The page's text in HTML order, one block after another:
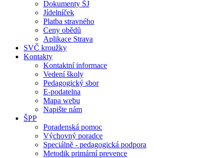
Dokumenty ŠJ
Jídelníček
Platba stravného
Ceny obědů
Aplikace Strava
SVČ kroužky
Kontakty
Kontaktní informace
Vedení školy
Pedagogický sbor
E-podatelna
Mapa webu
Napište nám
ŠPP
Poradenská pomoc
Výchovný poradce
Speciálně - pedagogická podpora
Metodik primární prevence